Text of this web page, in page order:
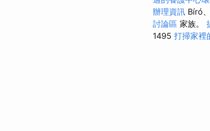
辦理資訊 Bíró
討論區 家族。
1495 打掃家裡